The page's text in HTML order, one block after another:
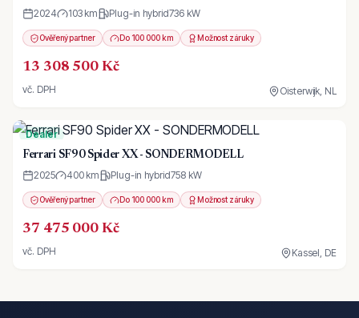
2024 103 km Plug-in hybrid736 kW
Ověřený partner Do 100 000 km Možnost záruky
13 308 500 Kč
vč. DPH Oisterwijk, NL
Dealer
Ferrari SF90 Spider XX - SONDERMODELL
2025 400 km Plug-in hybrid758 kW
Ověřený partner Do 100 000 km Možnost záruky
37 475 000 Kč
vč. DPH Kassel, DE